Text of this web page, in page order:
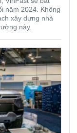
năm 2024. Không
xây dựng nhà
này.